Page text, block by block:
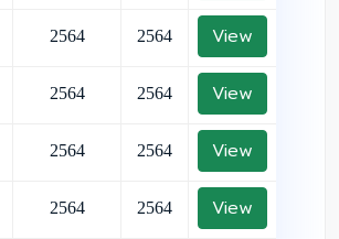
2564 2564 View
2564 2564 View
2564 2564 View
2564 2564 View